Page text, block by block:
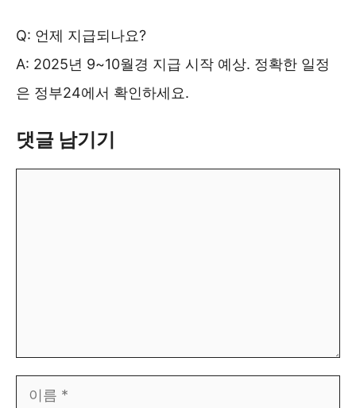
Q: 언제 지급되나요?
A: 2025년 9~10월경 지급 시작 예상. 정확한 일정
은 정부24에서 확인하세요.
댓글 남기기